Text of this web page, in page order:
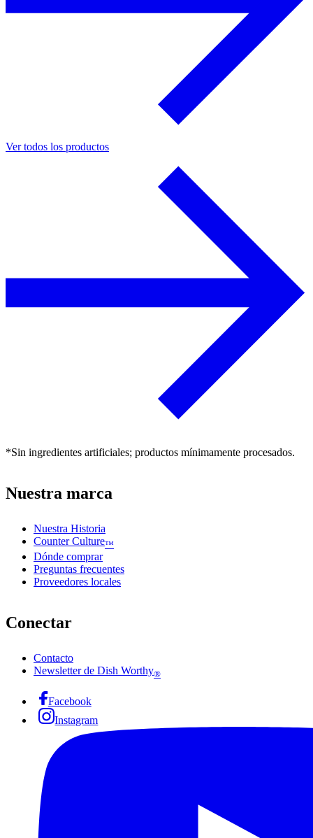
Ver todos los productos
*Sin ingredientes artificiales; productos mínimamente procesados.
Nuestra marca
Nuestra Historia
Counter Culture™
Dónde comprar
Preguntas frecuentes
Proveedores locales
Conectar
Contacto
Newsletter de Dish Worthy®
Facebook
Instagram